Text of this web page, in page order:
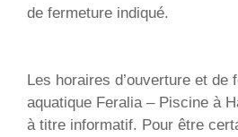
de fermeture indiqué.
Les horaires d’ouverture et de
aquatique Feralia – Piscine à
à titre informatif. Pour être